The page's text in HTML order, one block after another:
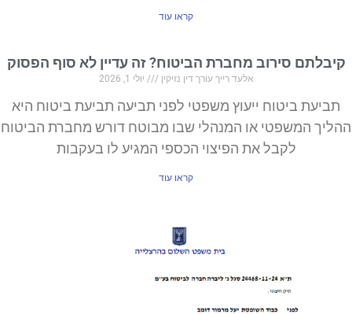
קראו עוד
קיבלתם סירוב מחברת הביטוח? זה עדיין לא סוף הפסוק
אלעד רייך עורך דין נזיקין יולי 1, 2026
תביעת ביטוח ייעוץ משפטי לפני תביעה תביעת ביטוח היא
ההליך המשפטי או המנהלי שבו מבוטח דורש מחברת הביטוח
לקבל את הפיצוי הכספי המגיע לו בעקבות
קראו עוד